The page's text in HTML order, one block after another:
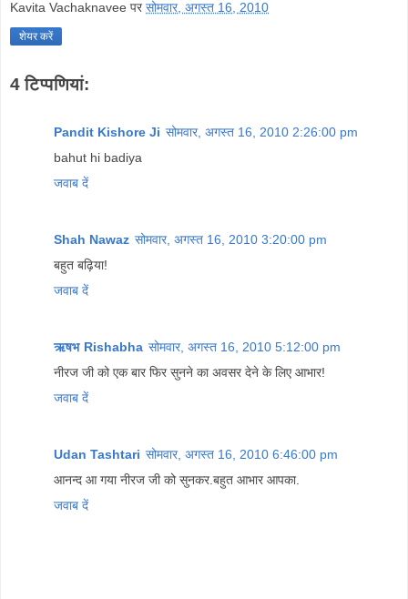
Kavita Vachaknavee परसोमवार, अगस्त 16, 2010
शेयर करें
4 टिप्‍पणियां:
Pandit Kishore Ji सोमवार, अगस्त 16, 2010 2:26:00 pm
bahut hi badiya
जवाब दें
Shah Nawaz सोमवार, अगस्त 16, 2010 3:20:00 pm
बहुत बढ़िया!
जवाब दें
ऋषभ Rishabha सोमवार, अगस्त 16, 2010 5:12:00 pm
नीरज जी को एक बार फिर सुनने का अवसर देने के लिए आभार!
जवाब दें
Udan Tashtari सोमवार, अगस्त 16, 2010 6:46:00 pm
आनन्द आ गया नीरज जी को सुनकर.बहुत आभार आपका.
जवाब दें